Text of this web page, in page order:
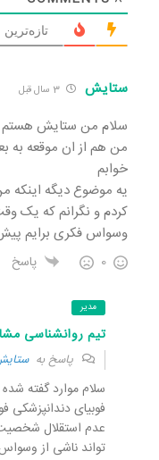
تازه‌ترین
ستایش 3 سال قبل
من هم از ان موقعه به
خوابم
یه موضوع دیگه اینکه
کردم و نگرانم که یک
وسواس فکری برایم پیش
0 پاسخ
مدیر
تیم روانشناسی
پاسخ به
سلام موارد گفته شده
فوبیای دندانپزشکی
عدم استقلال
تواند ناشی از